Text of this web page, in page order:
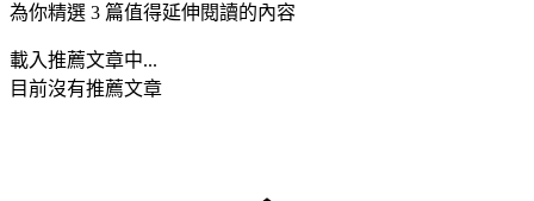
為你精選 3 篇值得延伸閱讀的內容
載入推薦文章中...
目前沒有推薦文章